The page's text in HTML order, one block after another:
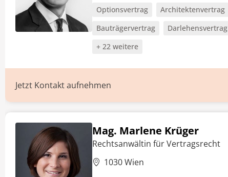
Optionsvertrag Architektenvertrag
Bauträgervertrag
Darlehensvertrag
+ 22 weitere
Jetzt Kontakt aufnehmen
Mag. Marlene Krüger
Rechtsanwältin für Vertragsrecht
1030 Wien